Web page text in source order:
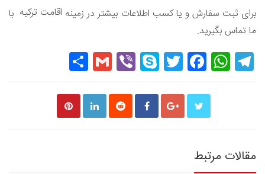
برای ثبت سفارش و یا کسب اطلاعات بیشتر در زمینه اقامت ترکیه با
ما تماس بگیرید.
Telegram
WhatsApp
Facebook
Twitter
Skype
Viber
Gmail
مقالات مرتبط